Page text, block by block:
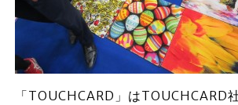
「TOUCHCARD」はTOUCHCARD